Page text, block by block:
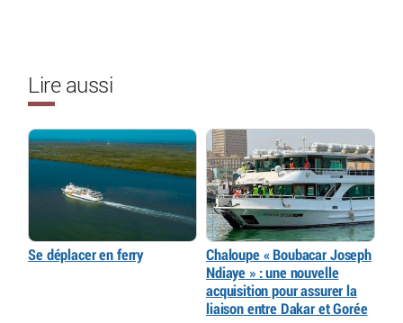
Lire aussi
Se déplacer en ferry
Chaloupe « Boubacar Joseph
Ndiaye » : une nouvelle
acquisition pour assurer la
liaison entre Dakar et Gorée